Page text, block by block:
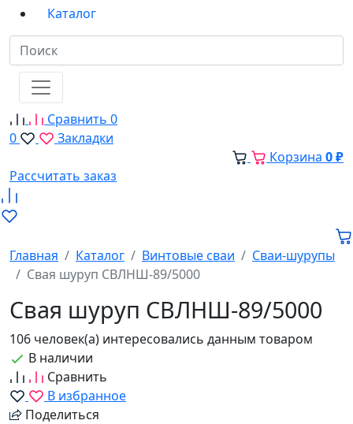
Каталог
Сравнить 0
0
Закладки
Корзина 0 ₽
Рассчитать заказ
Главная Каталог Винтовые сваи
Сваи-шурупы
Свая шуруп СВЛНШ-89/5000
Свая шуруп СВЛНШ-89/5000
106 человек(а) интересовались данным товаром
В наличии
Сравнить
В избранное
Поделиться